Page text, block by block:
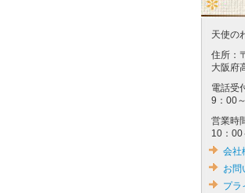
天使の
住所：
大阪府
電話受
9：00
営業時
10：
会社
お問
プラ